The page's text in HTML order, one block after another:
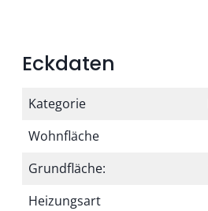
Eckdaten
Kategorie
Wohnfläche
Grundfläche:
Heizungsart